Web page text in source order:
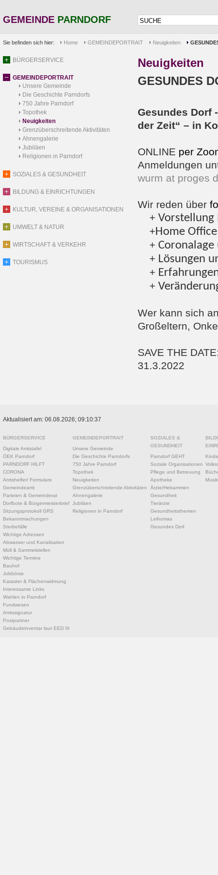
GEMEINDE PARNDORF
Sie befinden sich hier: Home GEMEINDEPORTRAIT Neuigkeiten
BÜRGERSERVICE
GEMEINDEPORTRAIT
Unsere Gemeinde
Die Geschichte Parndorfs
750 Jahre Parndorf
Topothek
Neuigkeiten
Grenzüberschreitende Aktivitäten
Ahnengalerie
Jubiläen
Religionen in Parndorf
SOZIALES & GESUNDHEIT
BILDUNG & EINRICHTUNGEN
KULTUR, VEREINE & ORGANISATIONEN
UMWELT & NATUR
WIRTSCHAFT & VERKEHR
TOURISMUS
Neuigkeiten
GESUNDES
Gesundes Dorf
der Zeit“ – in
ONLINE per
Anmeldungen
wurm at proges
Wir reden über
+ Vorstellung
+Home
+ Coronalage
+ Lösungen
+
+
Wer kann sich
Großeltern,
SAVE THE
31.3.2022
Aktualisiert am: 06.08.2026; 09:10:37
BÜRGERSERVICE
Digitale Amtstafel
ÖEK Parndorf
PARNDORF HILFT
CORONA
Amtshelfer/ Formulare
Gemeindeamt
Parteien & Gemeinderat
Dorfbote & Bürgermeisterbrief
Sitzungsprotokoll GRS
Bekanntmachungen
Sterbefälle
Wichtige Adressen
Abwasser und Kanalisation
Müll & Sammelstellen
Wichtige Termine
Bauhof
Jobbörse
Kataster & Flächenwidmung
Interessante Links
Wahlen in Parndorf
Fundwesen
Amtssignatur
Postpartner
Gebäudeinventar laut EED III
GEMEINDEPORTRAIT
Unsere Gemeinde
Die Geschichte Parndorfs
750 Jahre Parndorf
Topothek
Neuigkeiten
Grenzüberschreitende Aktivitäten
Ahnengalerie
Jubiläen
Religionen in Parndorf
SOZIALES &
GESUNDHEIT
Parndorf GEHT
Soziale Organisationen
Pflege und Betreuung
Apotheke
Ärzte/Hebammen
Gesundheit
Tierärzte
Gesundheitsthemen
Leihomas
Gesundes Dorf